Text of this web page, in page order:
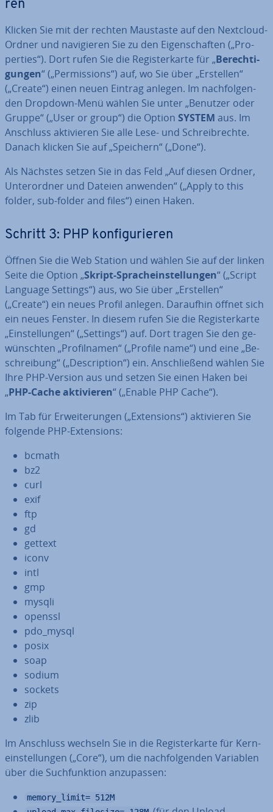
ren
Klicken Sie mit der rechten Maustaste auf den Nextcloud-
Ordner und na­vi­gie­ren Sie zu den Ei­gen­schaf­ten („Pro­
per­ties“). Dort rufen Sie die Re­gis­ter­kar­te für „Be­rech­ti­
gun­gen“ („Per­mis­si­ons“) auf, wo Sie über „Erstellen“
(„Create“) einen neuen Eintrag anlegen. Im nach­fol­gen­
den Dropdown-Menü wählen Sie unter „Benutzer oder
Gruppe“ („User or group“) die Option SYSTEM aus. Im
Anschluss ak­ti­vie­ren Sie alle Lese- und Schreib­rech­te.
Danach klicken Sie auf „Speichern“ („Done“).
Als Nächstes setzen Sie in das Feld „Auf diesen Ordner,
Un­ter­ord­ner und Dateien anwenden“ („Apply to this
folder, sub-folder and files“) einen Haken.
Schritt 3: PHP kon­fi­gu­rie­ren
Öffnen Sie die Web Station und wählen Sie auf der linken
Seite die Option „Skript-Sprach­ein­stel­lun­gen“ („Script
Language Settings“) aus, wo Sie über „Erstellen“
(„Create“) ein neues Profil anlegen. Daraufhin öffnet sich
ein neues Fenster. In diesem rufen Sie die Re­gis­ter­kar­te
„Ein­stel­lun­gen“ („Settings“) auf. Dort tragen Sie den ge­
wünsch­ten „Pro­fil­na­men“ („Profile name“) und eine „Be­
schrei­bung“ („De­scrip­ti­on“) ein. An­schlie­ßend wählen Sie
Ihre PHP-Version aus und setzen Sie einen Haken bei
„PHP-Cache ak­ti­vie­ren“ („Enable PHP Cache“).
Im Tab für Er­wei­te­run­gen („Ex­ten­si­ons“) ak­ti­vie­ren Sie
folgende PHP-Ex­ten­si­ons:
bcmath
bz2
curl
exif
ftp
gd
gettext
iconv
intl
gmp
mysqli
openssl
pdo_mysql
posix
soap
sodium
sockets
zip
zlib
Im Anschluss wechseln Sie in die Re­gis­ter­kar­te für Kern­
ein­stel­lun­gen („Core“), um die nach­fol­gen­den Variablen
über die Such­funk­ti­on an­zu­pas­sen:
memory_limit= 512M